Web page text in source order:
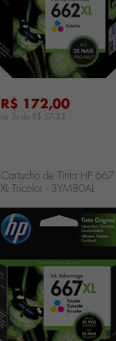
R$ 172,00
ou 3x de R$ 57,33
Cartucho de Tinta HP 667
XL Tricolor - 3YM80AL